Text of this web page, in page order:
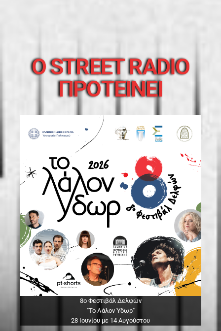
O STREET RADIO
ΠΡΟΤΕΙΝΕΙ
8ο Φεστιβάλ Δελφών
"Το Λάλον Ύδωρ"
28 Ιουνίου με 14 Αυγούστου